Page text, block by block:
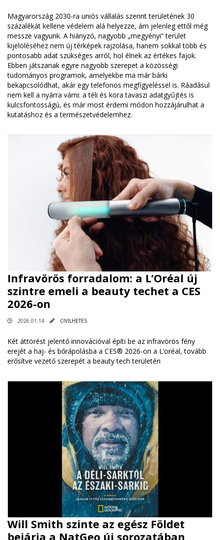
Magyarország 2030-ra uniós vállalás szerint területének 30
százalékát kellene védelem alá helyezze, ám jelenleg ettől még
messze vagyunk. A hiányzó, nagyobb „megyényi” terület
kijelöléséhez nem új térképek rajzolása, hanem sokkal több és
pontosabb adat szükséges arról, hol élnek az értékes fajok.
Ebben játszanak egyre nagyobb szerepet a közösségi
tudományos programok, amelyekbe ma már bárki
bekapcsolódhat, akár egy telefonos megfigyeléssel is. Ráadásul
nem kell a nyárra várni: a téli és kora tavaszi adatgyűjtés is
kulcsfontosságú, és már most érdemi módon hozzájárulhat a
kutatáshoz és a természetvédelemhez.
Infravörös forradalom: a L’Oréal új
szintre emeli a beauty techet a CES
2026-on
2026.01.14 CIVILHETES
Két áttörést jelentő innovációval építi be az infravörös fény
erejét a haj- és bőrápolásba a CES® 2026-on a L’oréal, tovább
erősítve vezető szerepét a beauty tech területén
Will Smith szinte az egész Földet
bejárja a NatGeo új sorozatában